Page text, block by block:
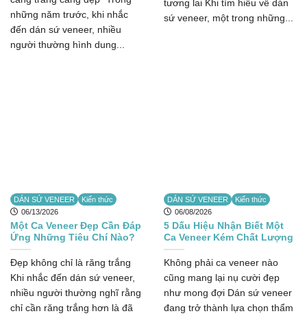
những năm trước, khi nhắc
đến dán sứ veneer, nhiều
người thường hình dung...
tương lai Khi tìm hiểu về dán
sứ veneer, một trong những...
DÁN SỨ VENEER
Kiến thức
06/13/2026
Một Ca Veneer Đẹp Cần Đáp
Ứng Những Tiêu Chí Nào?
Đẹp không chỉ là răng trắng
Khi nhắc đến dán sứ veneer,
nhiều người thường nghĩ rằng
chỉ cần răng trắng hơn là đã
DÁN SỨ VENEER
Kiến thức
06/08/2026
5 Dấu Hiệu Nhận Biết Một
Ca Veneer Kém Chất Lượng
Không phải ca veneer nào
cũng mang lại nụ cười đẹp
như mong đợi Dán sứ veneer
đang trở thành lựa chọn thẩm